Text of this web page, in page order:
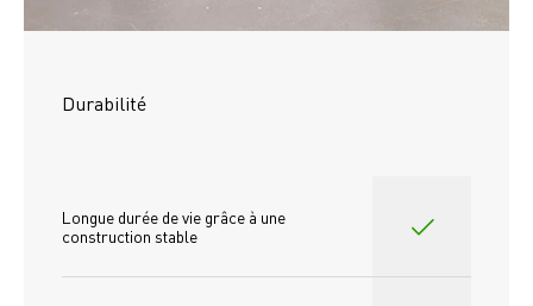
Durabilité
Longue durée de vie grâce à une
construction stable